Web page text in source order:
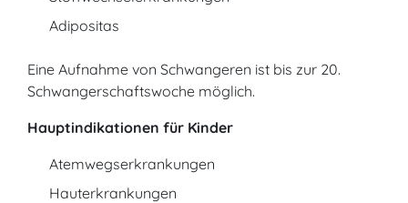
Adipositas
Eine Aufnahme von Schwangeren ist bis zur 20.
Schwangerschaftswoche möglich.
Hauptindikationen für Kinder
Atemwegserkrankungen
Hauterkrankungen